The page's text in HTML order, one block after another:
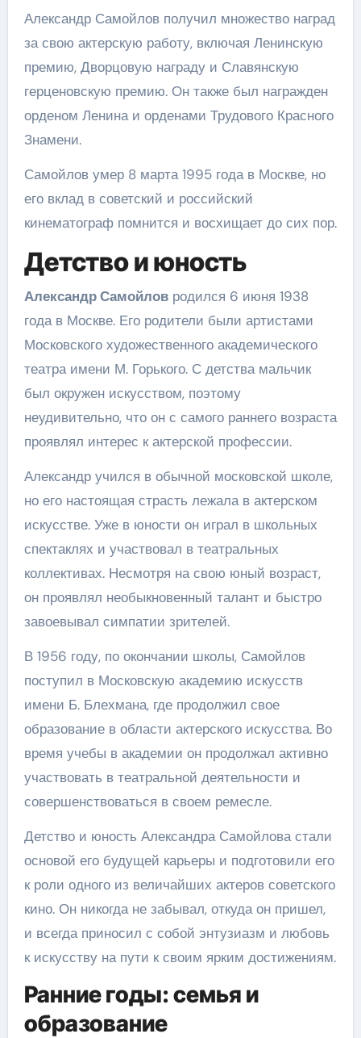
Александр Самойлов получил множество наград
за свою актерскую работу, включая Ленинскую
премию, Дворцовую награду и Славянскую
герценовскую премию. Он также был награжден
орденом Ленина и орденами Трудового Красного
Знамени.
Самойлов умер 8 марта 1995 года в Москве, но
его вклад в советский и российский
кинематограф помнится и восхищает до сих пор.
Детство и юность
Александр Самойловродился 6 июня 1938
года в Москве. Его родители были артистами
Московского художественного академического
театра имени М. Горького. С детства мальчик
был окружен искусством, поэтому
неудивительно, что он с самого раннего возраста
проявлял интерес к актерской профессии.
Александр учился в обычной московской школе,
но его настоящая страсть лежала в актерском
искусстве. Уже в юности он играл в школьных
спектаклях и участвовал в театральных
коллективах. Несмотря на свою юный возраст,
он проявлял необыкновенный талант и быстро
завоевывал симпатии зрителей.
В 1956 году, по окончании школы, Самойлов
поступил в Московскую академию искусств
имени Б. Блехмана, где продолжил свое
образование в области актерского искусства. Во
время учебы в академии он продолжал активно
участвовать в театральной деятельности и
совершенствоваться в своем ремесле.
Детство и юность Александра Самойлова стали
основой его будущей карьеры и подготовили его
к роли одного из величайших актеров советского
кино. Он никогда не забывал, откуда он пришел,
и всегда приносил с собой энтузиазм и любовь
к искусству на пути к своим ярким достижениям.
Ранние годы: семья и
образование